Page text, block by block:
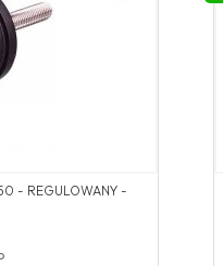
- REGULOWANY -